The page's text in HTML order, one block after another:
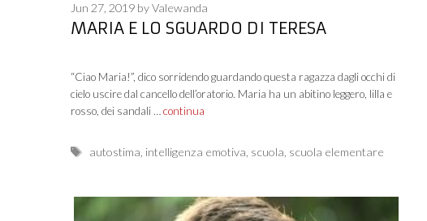
MARIA E LO SGUARDO DI TERESA
Jun 27, 2019 byValewanda
“Ciao Maria!”, dico sorridendo guardando questa ragazza dagli occhi di
cielo uscire dal cancello dell’oratorio. Maria ha un abitino leggero, lilla e
rosso, dei sandali … continua
Tags
autostima intelligenza emotiva scuola scuola elementare